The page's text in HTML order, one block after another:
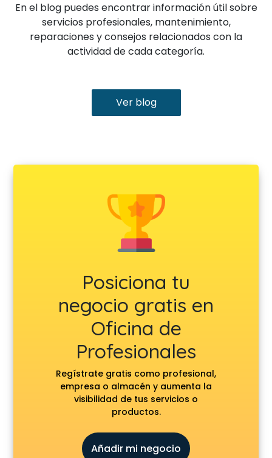
En el blog puedes encontrar información útil sobre
servicios profesionales, mantenimiento,
reparaciones y consejos relacionados con la
actividad de cada categoría.
Ver blog
Posiciona tu
negocio gratis en
Oficina de
Profesionales
Regístrate gratis como profesional,
empresa o almacén y aumenta la
visibilidad de tus servicios o
productos.
Añadir mi negocio